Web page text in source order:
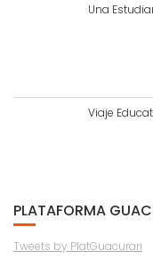
Una
Viaje
PLATAFORMA
Tweets by PlatGuacurari